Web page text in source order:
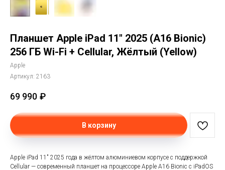
Планшет Apple iPad 11" 2025 (A16 Bionic)
256 ГБ Wi-Fi + Cellular, Жёлтый (Yellow)
Apple
Артикул: 2163
69 990 ₽
В корзину
Apple iPad 11" 2025 года в жёлтом алюминиевом корпусе с поддержкой
Cellular — современный планшет на процессоре Apple A16 Bionic с iPadOS